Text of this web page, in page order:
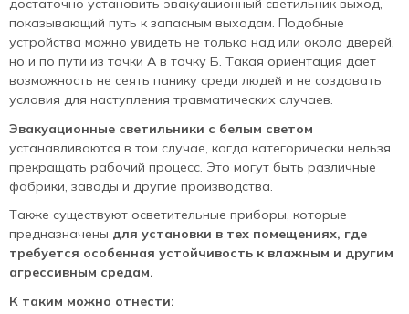
достаточно установить эвакуационный светильник выход,
показывающий путь к запасным выходам. Подобные
устройства можно увидеть не только над или около дверей,
но и по пути из точки А в точку Б. Такая ориентация дает
возможность не сеять панику среди людей и не создавать
условия для наступления травматических случаев.
Эвакуационные светильники с белым светом
устанавливаются в том случае, когда категорически нельзя
прекращать рабочий процесс. Это могут быть различные
фабрики, заводы и другие производства.
Также существуют осветительные приборы, которые
предназначены для установки в тех помещениях, где
требуется особенная устойчивость к влажным и другим
агрессивным средам.
К таким можно отнести: